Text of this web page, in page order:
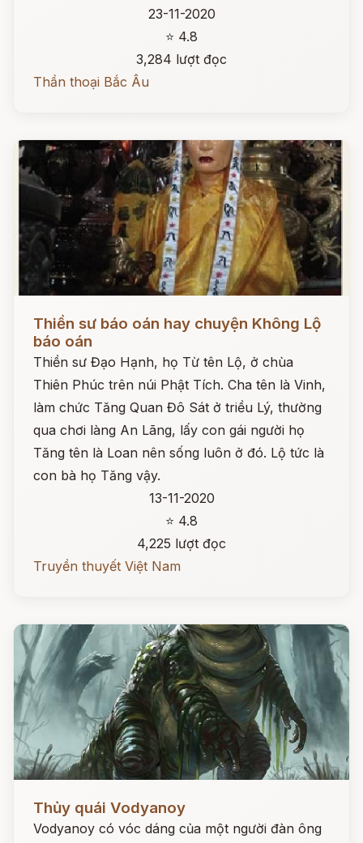
23-11-2020
⭐ 4.8
3,284 lượt đọc
Thần thoại Bắc Âu
Đọc ngay
Thiền sư báo oán hay chuyện Không Lộ
báo oán
Thiền sư Đạo Hạnh, họ Từ tên Lộ, ở chùa
Thiên Phúc trên núi Phật Tích. Cha tên là Vinh,
làm chức Tăng Quan Đô Sát ở triều Lý, thường
qua chơi làng An Lãng, lấy con gái người họ
Tăng tên là Loan nên sống luôn ở đó. Lộ tức là
con bà họ Tăng vậy.
13-11-2020
⭐ 4.8
4,225 lượt đọc
Truyền thuyết Việt Nam
Thủy quái Vodyanoy
Vodyanoy có vóc dáng của một người đàn ông